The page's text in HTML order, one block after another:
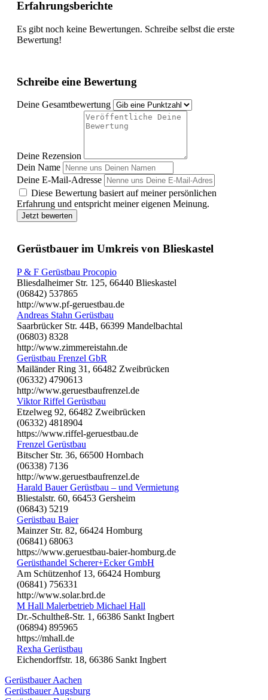
Erfahrungsberichte
Es gibt noch keine Bewertungen. Schreibe selbst die erste
Bewertung!
Schreibe eine Bewertung
Deine Gesamtbewertung
Deine Rezension
Dein Name
Deine E-Mail-Adresse
Diese Bewertung basiert auf meiner persönlichen
Erfahrung und entspricht meiner eigenen Meinung.
Jetzt bewerten
Gerüstbauer im Umkreis von Blieskastel
P & F Gerüstbau Procopio
Bliesdalheimer Str. 125, 66440 Blieskastel
(06842) 537865
http://www.pf-geruestbau.de
Andreas Stahn Gerüstbau
Saarbrücker Str. 44B, 66399 Mandelbachtal
(06803) 8328
http://www.zimmereistahn.de
Gerüstbau Frenzel GbR
Mailänder Ring 31, 66482 Zweibrücken
(06332) 4790613
http://www.geruestbaufrenzel.de
Viktor Riffel Gerüstbau
Etzelweg 92, 66482 Zweibrücken
(06332) 4818904
https://www.riffel-geruestbau.de
Frenzel Gerüstbau
Bitscher Str. 36, 66500 Hornbach
(06338) 7136
http://www.geruestbaufrenzel.de
Harald Bauer Gerüstbau – und Vermietung
Bliestalstr. 60, 66453 Gersheim
(06843) 5219
Gerüstbau Baier
Mainzer Str. 82, 66424 Homburg
(06841) 68063
https://www.geruestbau-baier-homburg.de
Gerüsthandel Scherer+Ecker GmbH
Am Schützenhof 13, 66424 Homburg
(06841) 756331
http://www.solar.brd.de
M Hall Malerbetrieb Michael Hall
Dr.-Schultheß-Str. 1, 66386 Sankt Ingbert
(06894) 895965
https://mhall.de
Rexha Gerüstbau
Eichendorffstr. 18, 66386 Sankt Ingbert
Gerüstbauer Aachen
Gerüstbauer Augsburg